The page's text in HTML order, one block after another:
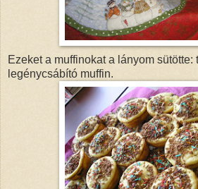
Ezeket a muffinokat a lányom sütötte:
legénycsábító muffin.